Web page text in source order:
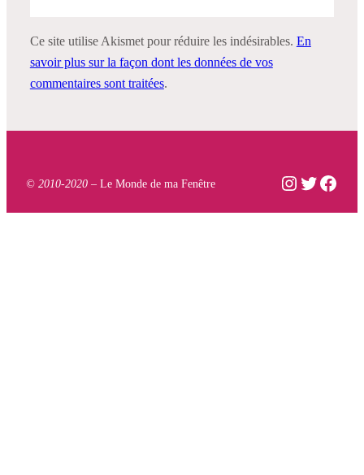
Ce site utilise Akismet pour réduire les indésirables. En
savoir plus sur la façon dont les données de vos
commentaires sont traitées.
© 2010-2020 – Le Monde de ma Fenêtre Instagram
Twitter